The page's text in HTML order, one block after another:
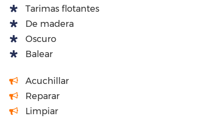
Tarimas flotantes
De madera
Oscuro
Balear
Acuchillar
Reparar
Limpiar